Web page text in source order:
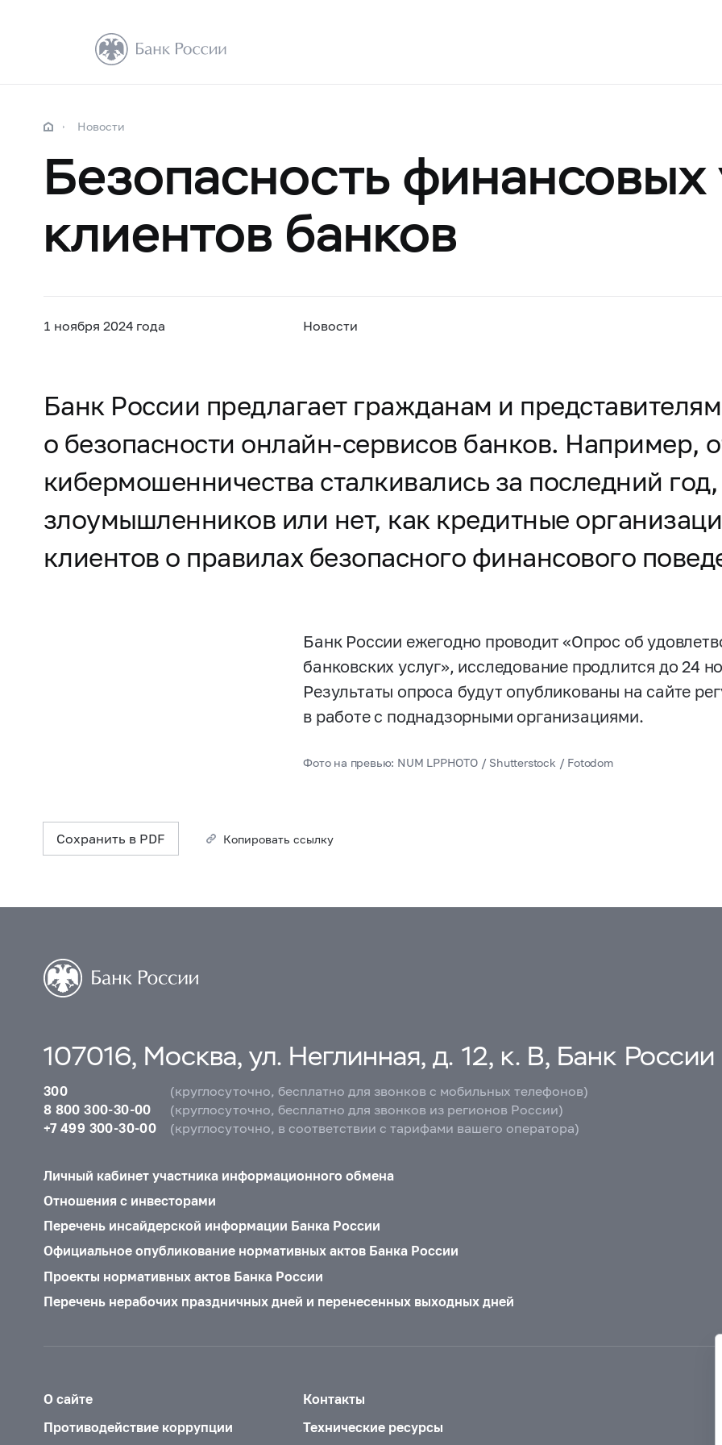
Новости
Безопасность финансовых
клиентов банков
1 ноября 2024 года Новости
Банк России предлагает гражданам и
о безопасности онлайн-сервисов банков. Например,
кибермошенничества сталкивались за последний
злоумышленников или нет, как кредитные
клиентов о правилах безопасного финансового
Банк России ежегодно проводит «Опрос об
банковских услуг», исследование продлится до 24
Результаты опроса будут опубликованы на сайте
в работе с поднадзорными организациями.
Фото на превью: NUM LPPHOTO / Shutterstock / Fotodom
Сохранить в PDF Копировать ссылку
107016, Москва, ул. Неглинная, д. 12, к. В, Банк России
300
(круглосуточно, бесплатно для звонков с мобильных телефонов)
8 800 300-30-00
(круглосуточно, бесплатно для звонков из регионов России)
+7 499 300-30-00
(круглосуточно, в соответствии с тарифами вашего оператора)
Личный кабинет участника информационного обмена
Отношения с инвесторами
Перечень инсайдерской информации Банка России
Официальное опубликование нормативных актов Банка России
Проекты нормативных актов Банка России
Перечень нерабочих праздничных дней и перенесенных выходных дней
О сайте
Контакты
Противодействие коррупции
Технические ресурсы